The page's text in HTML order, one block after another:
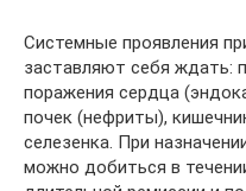
Системные проявления
заставляют себя ждать:
поражения сердца
почек (нефриты),
селезенка. При
можно добиться в